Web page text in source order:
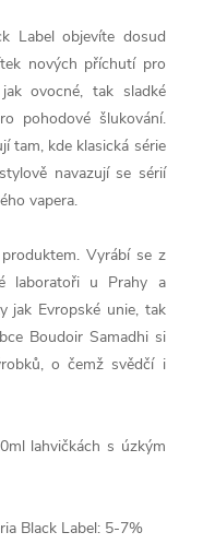
Label objevíte dosud
nových příchutí pro
ovocné, tak sladké
pohodové šlukování.
tam, kde klasická série
navazují se sérií
vapera.
Vyrábí se z
laboratoři u Prahy a
jak Evropské unie, tak
Boudoir Samadhi si
o čemž svědčí i
lahvičkách s úzkým
Black Label: 5-7%